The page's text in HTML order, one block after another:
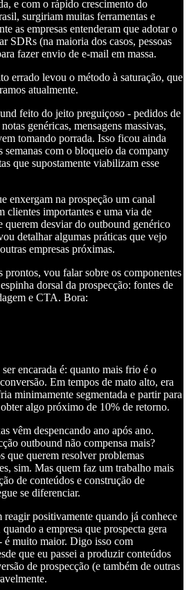
e com o rápido crescimento do
surgiriam muitas ferramentas e
as empresas entenderam que adotar o
SDRs (na maioria dos casos, pessoas
fazer envio de e-mail em massa.
errado levou o método à saturação, que
atualmente.
feito do jeito preguiçoso - pedidos de
genéricas, mensagens massivas,
tomando porrada. Isso ficou ainda
semanas com o bloqueio da company
que supostamente viabilizam esse
enxergam na prospeção um canal
clientes importantes e uma via de
querem desviar do outbound genérico
detalhar algumas práticas que vejo
empresas próximas.
prontos, vou falar sobre os componentes
dorsal da prospecção: fontes de
e CTA. Bora:
encarada é: quanto mais frio é o
Em tempos de mato alto, era
minimamente segmentada e partir para
algo próximo de 10% de retorno.
vêm despencando ano após ano.
outbound não compensa mais?
que querem resolver problemas
sim. Mas quem faz um trabalho mais
de conteúdos e construção de
se diferenciar.
positivamente quando já conhece
a empresa que prospecta gera
é muito maior. Digo isso com
que eu passei a produzir conteúdos
de prospecção (e também de outras